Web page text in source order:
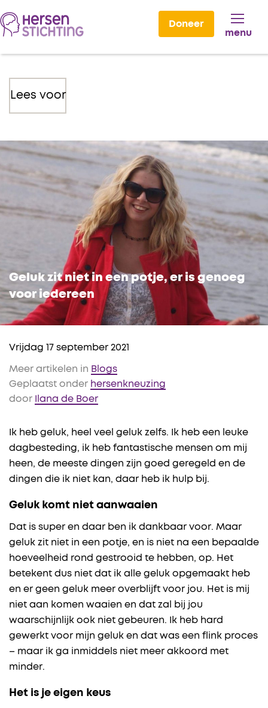
Doneer
menu
Lees voor
Geluk zit niet in een potje, er is genoeg
voor iedereen
Vrijdag 17 september 2021
Meer artikelen in Blogs
Geplaatst onder hersenkneuzing
door
Ilana de Boer
Ik heb geluk, heel veel geluk zelfs. Ik heb een leuke
dagbesteding, ik heb fantastische mensen om mij
heen, de meeste dingen zijn goed geregeld en de
dingen die ik niet kan, daar heb ik hulp bij.
Geluk komt niet aanwaaien
Dat is super en daar ben ik dankbaar voor. Maar
geluk zit niet in een potje, en is niet na een bepaalde
hoeveelheid rond gestrooid te hebben, op. Het
betekent dus niet dat ik alle geluk opgemaakt heb
en er geen geluk meer overblijft voor jou. Het is mij
niet aan komen waaien en dat zal bij jou
waarschijnlijk ook niet gebeuren. Ik heb hard
gewerkt voor mijn geluk en dat was een flink proces
– maar ik ga inmiddels niet meer akkoord met
minder.
Het is je eigen keus